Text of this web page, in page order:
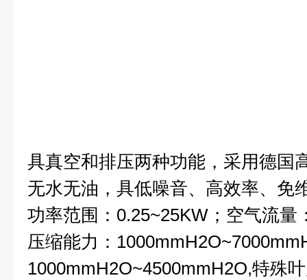
具真空和排压两种功能，采用德国
无水无油，具低噪音、高效率、免
功率范围：0.25~25KW；空气流量
压缩能力：
1000mmH2O~4500mmH2O,特殊